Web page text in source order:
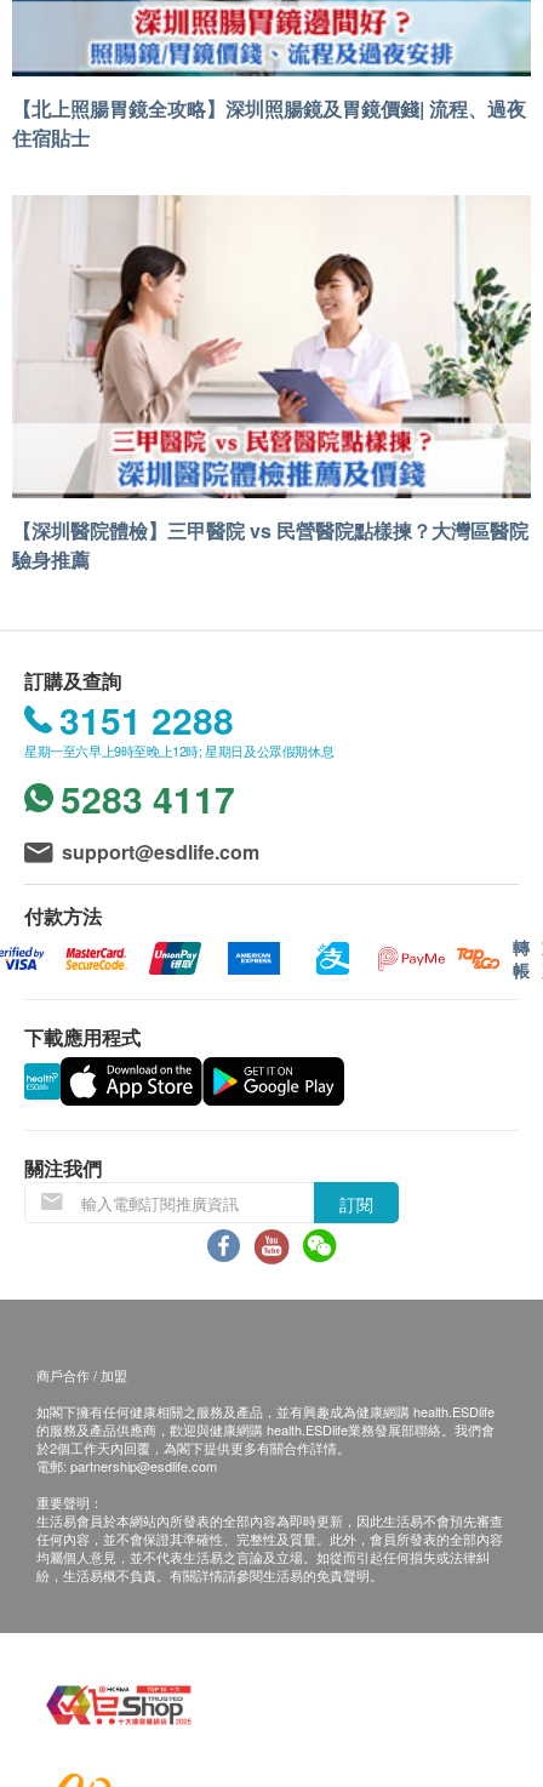
【北上照腸胃鏡全攻略】深圳照腸鏡及胃鏡價錢| 流程、過夜
住宿貼士
【深圳醫院體檢】三甲醫院 vs 民營醫院點樣揀？大灣區醫院
驗身推薦
訂購及查詢
3151 2288
星期一至六早上9時至晚上12時; 星期日及公眾假期休息
5283 4117
support@esdlife.com
付款方法
轉
帳
下載應用程式
關注我們
訂閱
商戶合作 / 加盟
如閣下擁有任何健康相關之服務及產品，並有興趣成為健康網購 health.ESDlife
的服務及產品供應商，歡迎與健康網購 health.ESDlife業務發展部聯絡。我們會
於2個工作天內回覆，為閣下提供更多有關合作詳情。
電郵: partnership@esdlife.com
重要聲明：
生活易會員於本網站內所發表的全部內容為即時更新，因此生活易不會預先審查
任何內容，並不會保證其準確性、完整性及質量。此外，會員所發表的全部內容
均屬個人意見，並不代表生活易之言論及立場。如從而引起任何損失或法律糾
紛，生活易概不負責。有關詳情請參閱生活易的免責聲明。